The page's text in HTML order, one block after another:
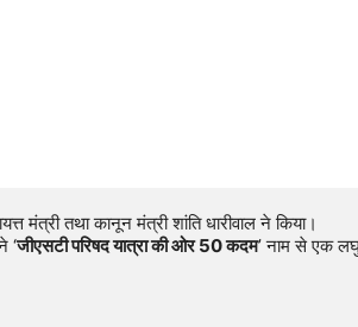
मंत्री तथा कानून मंत्री शांति धारीवाल ने किया।
‘जीएसटी परिषद यात्रा की ओर 50 कदम’ नाम से एक